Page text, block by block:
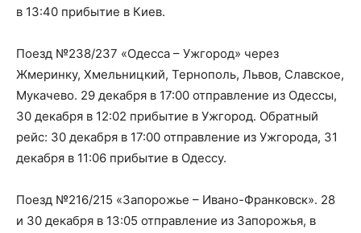
в 13:40 прибытие в Киев.
Поезд №238/237 «Одесса – Ужгород» через
Жмеринку, Хмельницкий, Тернополь, Львов, Славское,
Мукачево. 29 декабря в 17:00 отправление из Одессы,
30 декабря в 12:02 прибытие в Ужгород. Обратный
рейс: 30 декабря в 17:00 отправление из Ужгорода, 31
декабря в 11:06 прибытие в Одессу.
Поезд №216/215 «Запорожье – Ивано-Франковск». 28
и 30 декабря в 13:05 отправление из Запорожья, в